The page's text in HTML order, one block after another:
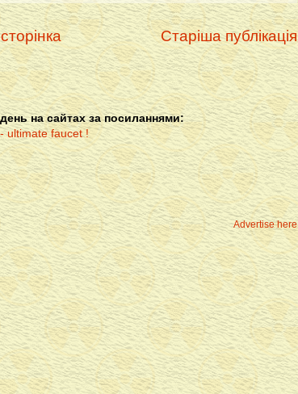
Старіша публікація
на сайтах за посиланнями:
Advertise here